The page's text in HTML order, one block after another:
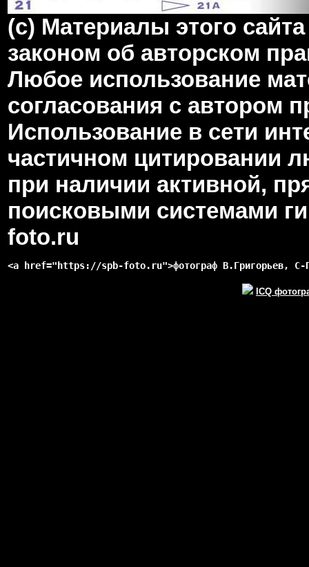
(c) Материалы этого
законом об авторском
Любое использование
согласования с автором
Использование в сети
частичном цитировании
при наличии активной,
поисковыми системами
foto.ru
<a href="https://spb-foto.ru">фотограф В.Григорьев, С-
ICQ